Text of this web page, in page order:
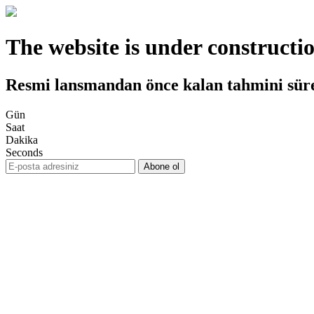
The website is under
Resmi lansmandan önce kalan tahmini
Gün
Saat
Dakika
Seconds